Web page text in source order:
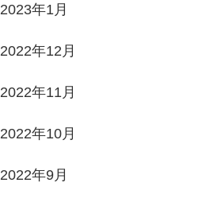
2023年1月
2022年12月
2022年11月
2022年10月
2022年9月